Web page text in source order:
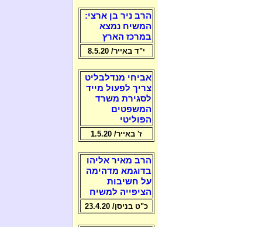
הרב ניר בן ארצי:
המשיח נמצא
במרכז הארץ
י"ד באייר/ 8.5.20
אביחי מנדלבליט
צריך לפעול מייד
לסגירת משרד
המשפטים
הפוליטי
ז' באייר/ 1.5.20
הרב מאיר אליהו
בדוגמא מדהימה
על חשיבות
הציפייה למשיח
כ"ט בניסן/ 23.4.20